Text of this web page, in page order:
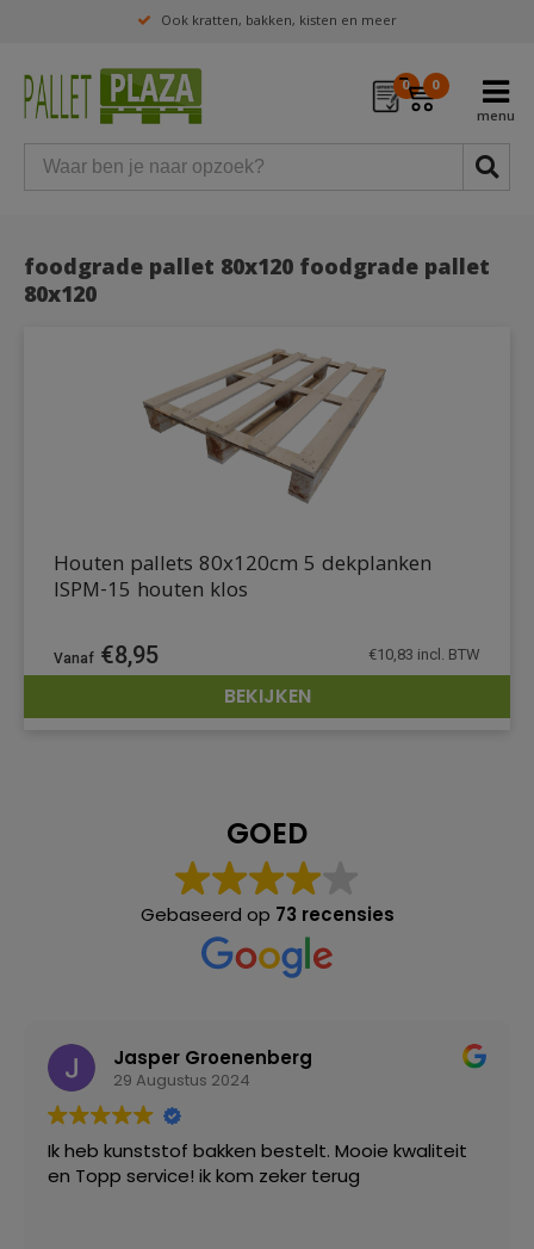
Ook kratten, bakken, kisten en meer
0 0
foodgrade pallet 80x120 foodgrade pallet
80x120
DETAILS
Houten pallets 80x120cm 5 dekplanken
ISPM-15 houten klos
€8,95 €10,83 incl. BTW
BEKIJKEN
GOED
Gebaseerd op 73 recensies
Jasper Groenenberg
29 Augustus 2024
Ik heb kunststof bakken bestelt. Mooie kwaliteit
en Topp service! ik kom zeker terug